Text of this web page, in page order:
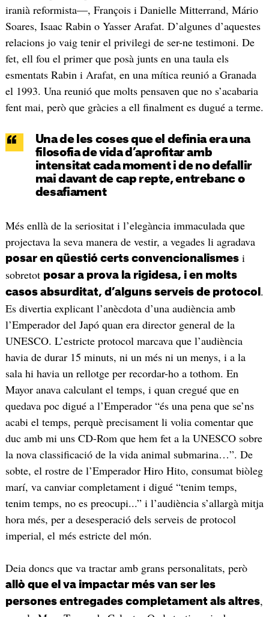
iranià reformista—, François i Danielle Mitterrand, Mário
Soares, Isaac Rabin o Yasser Arafat. D’algunes d’aquestes
relacions jo vaig tenir el privilegi de ser-ne testimoni. De
fet, ell fou el primer que posà junts en una taula els
esmentats Rabin i Arafat, en una mítica reunió a Granada
el 1993. Una reunió que molts pensaven que no s’acabaria
fent mai, però que gràcies a ell finalment es dugué a terme.
Una de les coses que el definia era una
filosofia de vida d’aprofitar amb
intensitat cada moment i de no defallir
mai davant de cap repte, entrebanc o
desafiament
Més enllà de la seriositat i l’elegància immaculada que
projectava la seva manera de vestir, a vegades li agradava
posar en qüestió certs convencionalismesi
sobretot posar a prova la rigidesa, i en molts
casos absurditat, d’alguns serveis de protocol .
Es divertia explicant l’anècdota d’una audiència amb
l’Emperador del Japó quan era director general de la
UNESCO. L’estricte protocol marcava que l’audiència
havia de durar 15 minuts, ni un més ni un menys, i a la
sala hi havia un rellotge per recordar-ho a tothom. En
Mayor anava calculant el temps, i quan cregué que en
quedava poc digué a l’Emperador “és una pena que se’ns
acabi el temps, perquè precisament li volia comentar que
duc amb mi uns CD-Rom que hem fet a la UNESCO sobre
la nova classificació de la vida animal submarina…”. De
sobte, el rostre de l’Emperador Hiro Hito, consumat biòleg
marí, va canviar completament i digué “tenim temps,
tenim temps, no es preocupi...” i l’audiència s’allargà mitja
hora més, per a desesperació dels serveis de protocol
imperial, el més estricte del món.
Deia doncs que va tractar amb grans personalitats, però
allò que el va impactar més van ser les
persones entregades completament als altres,